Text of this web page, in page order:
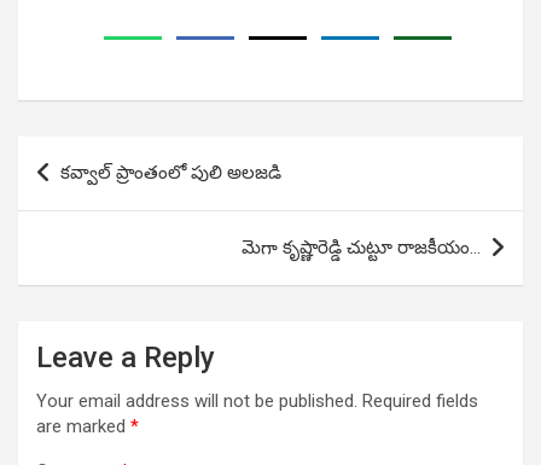
Post
navigation
కవ్వాల్ ప్రాంతంలో పులి అలజడి
మెగా కృష్ణారెడ్డి చుట్టూ రాజకీయం…
Leave a Reply
Your email address will not be published. Required fields
are marked *